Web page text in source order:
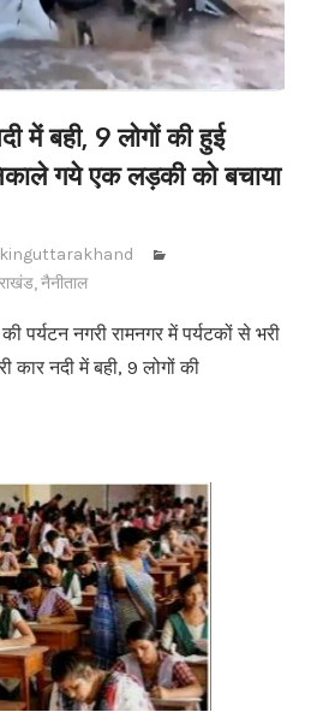
में बही, 9 लोगों की हुई
गये एक लड़की को बचाया
,नैनीताल
पर्यटन नगरी रामनगर में पर्यटकों से भरी
कार नदी में बही, 9 लोगों की